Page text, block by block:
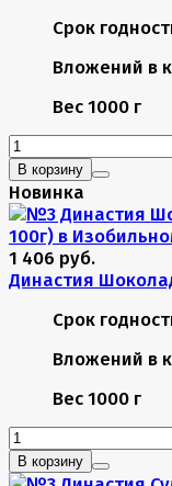
Срок
Вложений в
Вес 1000 г
В корзину
Новинка
1 406 руб.
Династия
Срок
Вложений в
Вес 1000 г
В корзину